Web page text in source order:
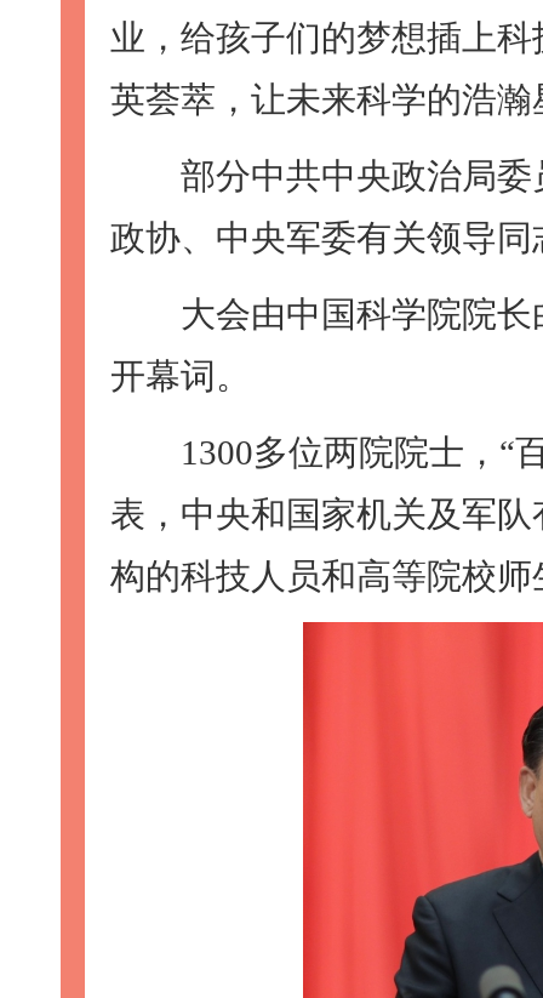
业，给孩子们的梦想插上
英荟萃，让未来科学的浩
部分中共中央政治局委
政协、中央军委有关领导
大会由中国科学院院长
开幕词。
1300多位两院院士，“百
表，中央和国家机关及军
构的科技人员和高等院校